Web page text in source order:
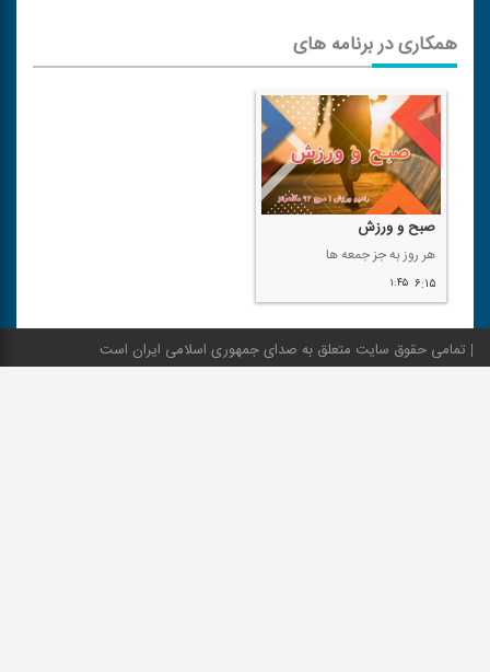
همکاری در برنامه های
صبح و ورزش
هر روز به جز جمعه ها
۶:۱۵ ۱:۴۵
تمامی حقوق سایت متعلق به صدای جمهوری اسلامی ایران است